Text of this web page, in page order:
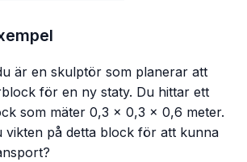
är en skulptör som planerar att
för en ny staty. Du hittar ett
som mäter 0,3 × 0,3 × 0,6 meter.
vikten på detta block för att kunna